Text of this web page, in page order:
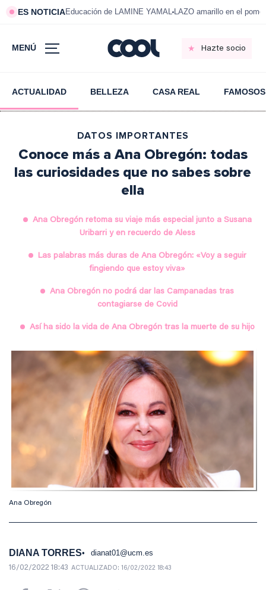
ES NOTICIAEducación de LAMINE YAMAL LAZO amarillo en el
MENÚ Hazte socio
ACTUALIDAD BELLEZA CASA REAL FAMOSOS
DATOS IMPORTANTES
Conoce más a Ana Obregón: todas
las curiosidades que no sabes sobre
ella
Ana Obregón retoma su viaje más especial junto a Susana
Uribarri y en recuerdo de Aless
Las palabras más duras de Ana Obregón: «Voy a seguir
fingiendo que estoy viva»
Ana Obregón no podrá dar las Campanadas tras
contagiarse de Covid
Así ha sido la vida de Ana Obregón tras la muerte de su hijo
Ana Obregón
DIANA TORRES dianat01@ucm.es
16/02/2022 18:43 ACTUALIZADO: 16/02/2022 18:43